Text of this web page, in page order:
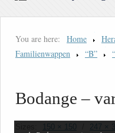
You are here: Home
Familienwappen
“B”
Bodange –
150 × 150 247 ×